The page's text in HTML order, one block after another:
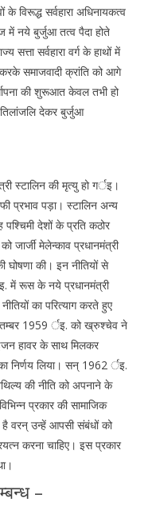
विरूद्ध सर्वहारा अधिनायकत्व
में नये बुर्जुआ तत्व पैदा होते
सत्ता सर्वहारा वर्ग के हाथों में
करके समाजवादी क्रांति को आगे
की शुरूआत केवल तभी हो
देकर बुर्जुआ
स्टालिन की मृत्यु हो गर्इ।
प्रभाव पड़ा। स्टालिन अन्य
देशों के प्रति कठोर
जार्जी मेलेन्काव प्रधानमंत्री
की। इन नीतियों से
में रूस के नये प्रधानमंत्री
का परित्याग करते हुए
1959 र्इ. को ख्रुश्चेव ने
हावर के साथ मिलकर
निर्णय लिया। सन् 1962 र्इ.
की नीति को अपनाने के
प्रकार की सामाजिक
वरन् उन्हें आपसी संबंधों को
करना चाहिए। इस प्रकार
–